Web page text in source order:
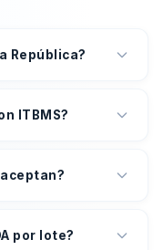
República?
ITBMS?
por lote?